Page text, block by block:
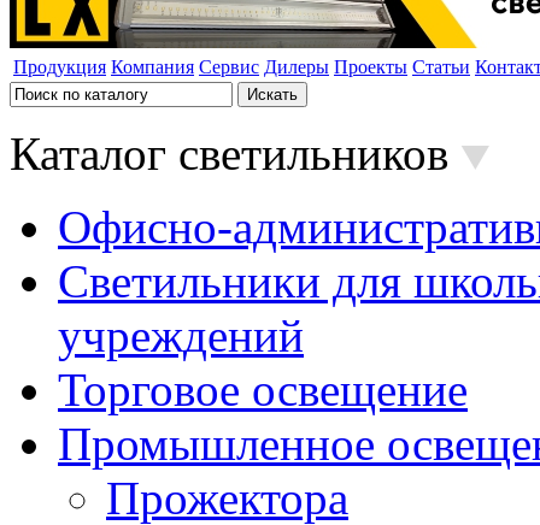
Продукция Компания Сервис Дилеры Проекты Статьи
Каталог светильников
Офисно-
Светильники для
учреждений
Торговое освещение
Промышленное
Прожектора